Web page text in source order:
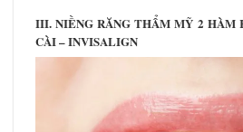
III. NIỀNG RĂNG THẨM MỸ 2 HÀM
CÀI – INVISALIGN